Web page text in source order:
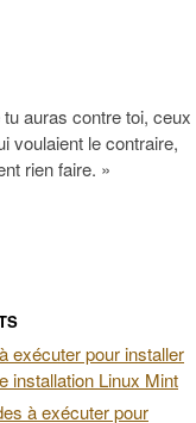
auras contre toi, ceux
voulaient le contraire,
rien faire. »
exécuter pour installer
installation Linux Mint
à exécuter pour